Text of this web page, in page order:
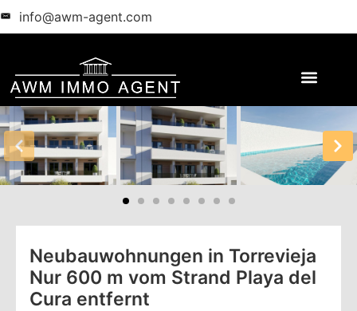
info@awm-agent.com
Neubauwohnungen in Torrevieja
Nur 600 m vom Strand Playa del
Cura entfernt